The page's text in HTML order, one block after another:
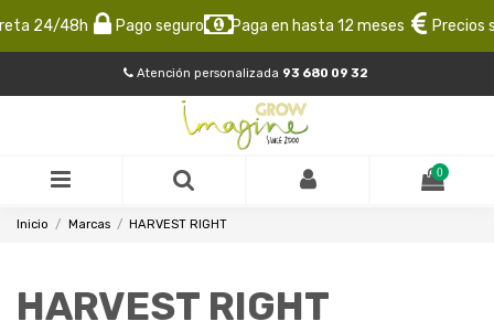
24/48h Pago seguro Paga en hasta 12 meses Precios
Atención personalizada 93 680 09 32
0
Inicio Marcas HARVEST RIGHT
HARVEST RIGHT